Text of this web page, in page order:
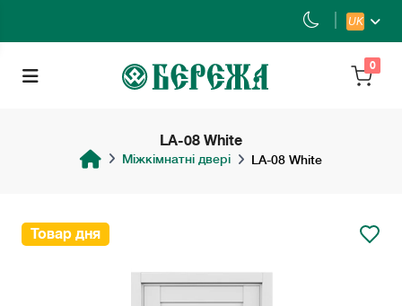
UK
0
LA-08 White
Міжкімнатні двері LA-08 White
Товар дня